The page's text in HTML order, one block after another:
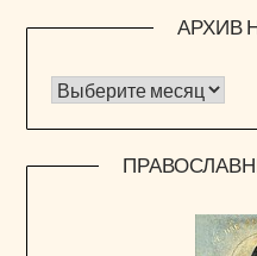
АРХИВ
Архив новостей